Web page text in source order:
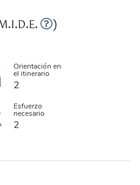
)
Orientación en
el itinerario
2
Esfuerzo
necesario
2